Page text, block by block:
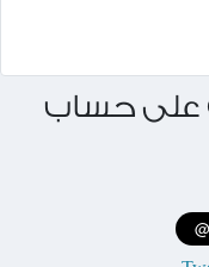
على حساب